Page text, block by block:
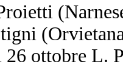
ottobre L.